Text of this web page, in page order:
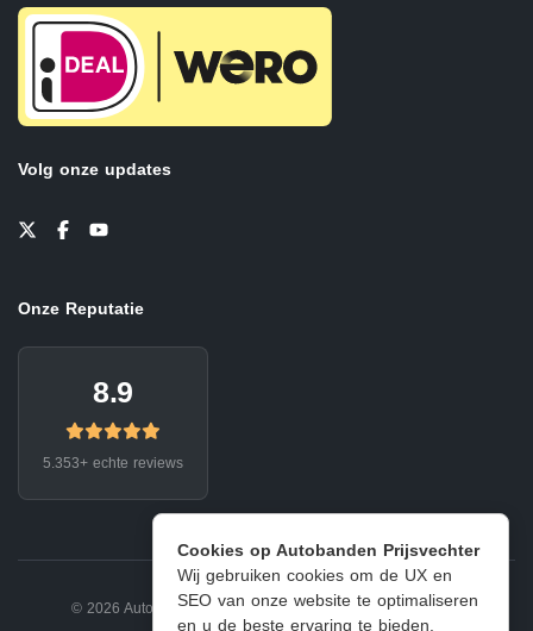
Cookies op Autobanden Prijsvechter
Wij gebruiken cookies om de UX en
SEO van onze website te optimaliseren
en u de beste ervaring te bieden.
Volg onze updates
Onze Reputatie
8.9
5.353+ echte reviews
© 2026 Autobanden Prijsvechter. Privacy | Voorwaarden